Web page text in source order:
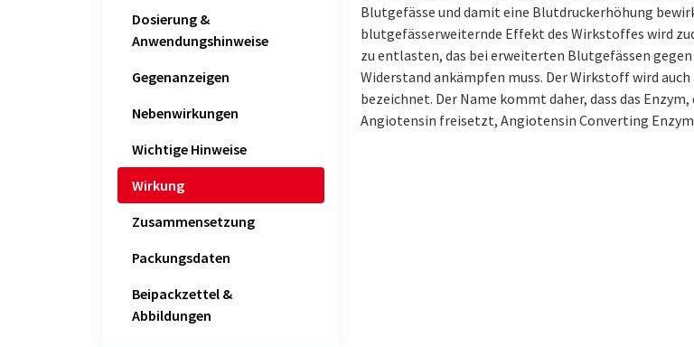
Dosierung &
Anwendungshinweise
Gegenanzeigen
Nebenwirkungen
Wichtige Hinweise
Wirkung
Zusammensetzung
Packungsdaten
Beipackzettel &
Abbildungen
Blutgefässe und damit eine Blutdruckerhöhung
blutgefässerweiternde Effekt des Wirkstoffes wird
zu entlasten, das bei erweiterten Blutgefässen
Widerstand ankämpfen muss. Der Wirkstoff wird auch
bezeichnet. Der Name kommt daher, dass das
Angiotensin freisetzt, Angiotensin Converting